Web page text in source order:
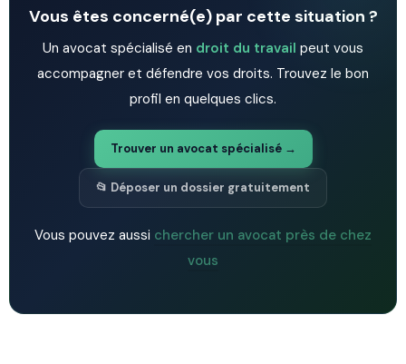
Vous êtes concerné(e) par cette situation ?
Un avocat spécialisé en droit du travail peut vous
accompagner et défendre vos droits. Trouvez le bon
profil en quelques clics.
Trouver un avocat spécialisé →
📂 Déposer un dossier gratuitement
Vous pouvez aussi chercher un avocat près de chez
vous